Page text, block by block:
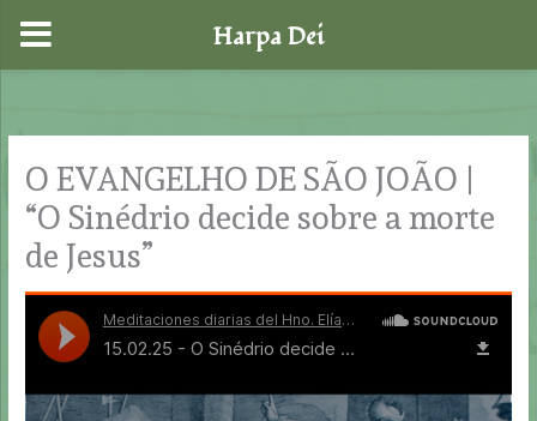
content
O EVANGELHO DE SÃO JOÃO |
“O Sinédrio decide sobre a morte
de Jesus”
Harpa Dei